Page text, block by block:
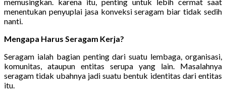
menentukan penyuplai jasa konveksi seragam biar tidak sedih
nanti.
Mengapa Harus Seragam Kerja?
Seragam ialah bagian penting dari suatu lembaga, organisasi,
komunitas, ataupun entitas serupa yang lain. Masalahnya
seragam tidak ubahnya jadi suatu bentuk identitas dari entitas
itu.